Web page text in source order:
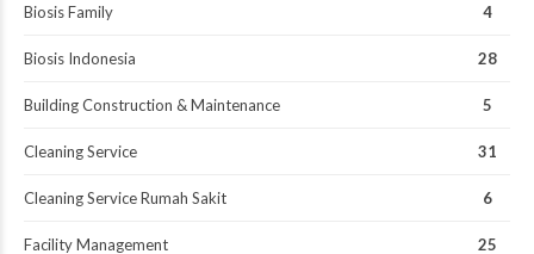
Biosis Family 4
Biosis Indonesia 28
Building Construction & Maintenance 5
Cleaning Service 31
Cleaning Service Rumah Sakit 6
Facility Management 25